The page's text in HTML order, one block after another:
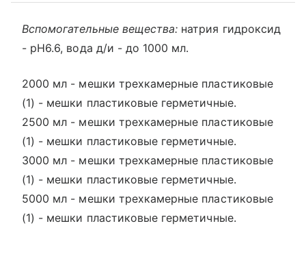
Вспомогательные вещества: натрия гидроксид
- рН6.6, вода д/и - до 1000 мл.
2000 мл - мешки трехкамерные пластиковые
(1) - мешки пластиковые герметичные.
2500 мл - мешки трехкамерные пластиковые
(1) - мешки пластиковые герметичные.
3000 мл - мешки трехкамерные пластиковые
(1) - мешки пластиковые герметичные.
5000 мл - мешки трехкамерные пластиковые
(1) - мешки пластиковые герметичные.